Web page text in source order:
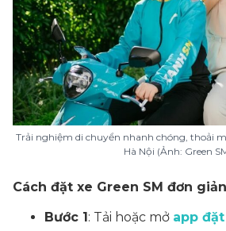
Trải nghiệm di chuyển nhanh chóng, thoải
Hà Nội (Ảnh: Green
Cách đặt xe Green SM đơn
Bước 1: Tải hoặc mở app